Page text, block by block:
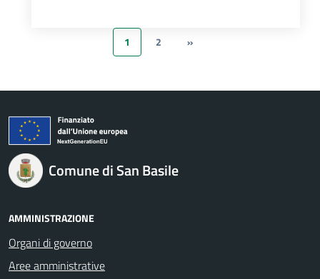
1 2 »
Comune di San Basile
AMMINISTRAZIONE
Organi di governo
Aree amministrative